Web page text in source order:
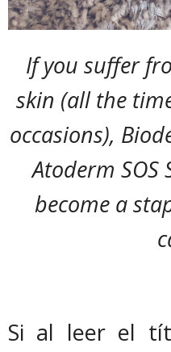
If you suffer
skin (all the
occasions),
Atoderm SOS
become a
Si al leer el